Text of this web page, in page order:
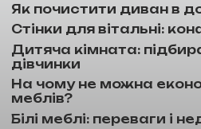
Як почистити диван в
Стінки для вітальні:
Дитяча кімната:
дівчинки
На чому не можна
меблів?
Білі меблі: переваги і